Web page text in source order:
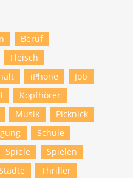
Beruf
Fleisch
iPhone
Job
Kopfhörer
Musik
Picknick
Schule
Spiele
Spielen
Thriller